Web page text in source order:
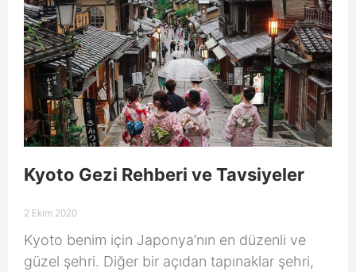
Kyoto Gezi Rehberi ve Tavsiyeler
2 Ekim 2020
Kyoto benim için Japonya’nın en düzenli ve
güzel şehri. Diğer bir açıdan tapınaklar şehri,